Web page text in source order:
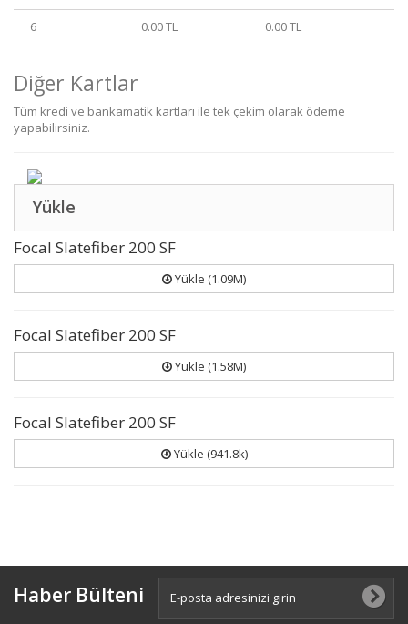
6 0.00 TL 0.00 TL
Diğer Kartlar
Tüm kredi ve bankamatik kartları ile tek çekim olarak ödeme
yapabilirsiniz.
Yükle
Focal Slatefiber 200 SF
Yükle (1.09M)
Focal Slatefiber 200 SF
Yükle (1.58M)
Focal Slatefiber 200 SF
Yükle (941.8k)
Haber Bülteni